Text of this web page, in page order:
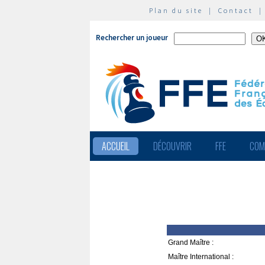
Plan du site | Contact
Rechercher un joueur
ACCUEIL DÉCOUVRIR FFE
Grand Maître :
Maître International :